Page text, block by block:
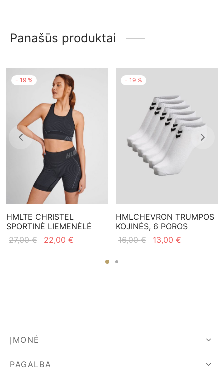
Panašūs produktai
- 19 %
HMLTE CHRISTEL
SPORTINĖ LIEMENĖLĖ
27,00€
Original
22,00 €
22,00 €.
- 19 %
HMLCHEVRON TRUMPOS
KOJINĖS, 6 POROS
16,00€
Original
13,00 €
ĮMONĖ
PAGALBA